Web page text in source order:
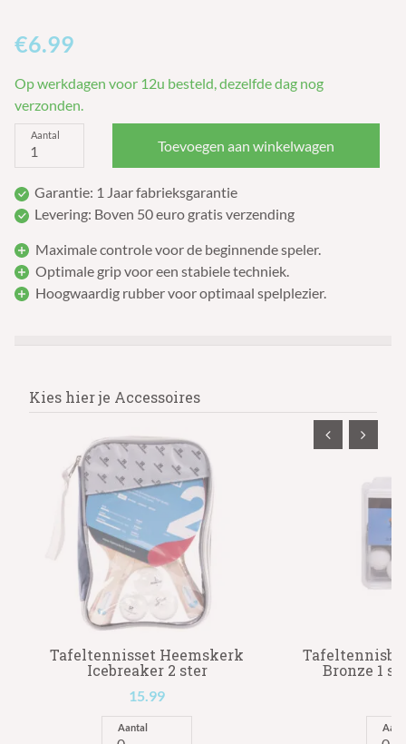
€6.99
Op werkdagen voor 12u besteld, dezelfde dag nog
verzonden.
Aantal
Toevoegen aan winkelwagen
Garantie: 1 Jaar fabrieksgarantie
Levering: Boven 50 euro gratis verzending
Maximale controle voor de beginnende speler.
Optimale grip voor een stabiele techniek.
Hoogwaardig rubber voor optimaal spelplezier.
Kies hier je Accessoires
Tafeltennisset Heemskerk
Icebreaker 2 ster
15.99
Aantal
Bronze 1